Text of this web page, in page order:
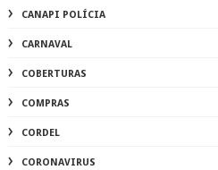
CANAPI POLÍCIA
CARNAVAL
COBERTURAS
COMPRAS
CORDEL
CORONAVIRUS